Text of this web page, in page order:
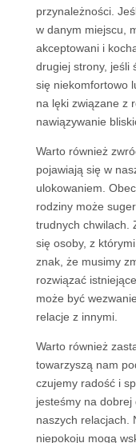
przynależności.
w danym miejscu,
akceptowani i
drugiej strony, jeśli
się niekomfortowo
na lęki związane z
nawiązywanie
Warto również
pojawiają się w
ulokowaniem.
rodziny może
trudnych chwilach.
się osoby, z
znak, że musimy
rozwiązać
może być
relacje z innymi.
Warto również
towarzyszą nam
czujemy radość i
jesteśmy na
naszych relacjach.
niepokoju mogą